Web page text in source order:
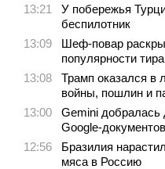
13:21
У побережья
беспилотник
13:09
Шеф-повар
популярности
13:08
Трамп оказался в
войны, пошлин и
13:00
Gemini добралась
Google-документов
12:56
Бразилия
мяса в Россию